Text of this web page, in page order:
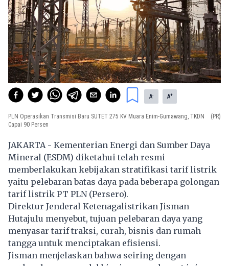
A- A+
PLN Operasikan Transmisi Baru SUTET 275 KV Muara Enim-Gumawang, TKDN
Capai 90 Persen
(PR)
JAKARTA - Kementerian Energi dan Sumber Daya
Mineral (ESDM) diketahui telah resmi
memberlakukan kebijakan stratifikasi tarif listrik
yaitu pelebaran batas daya pada beberapa golongan
tarif listrik PT PLN (Persero).
Direktur Jenderal Ketenagalistrikan Jisman
Hutajulu menyebut, tujuan pelebaran daya yang
menyasar tarif traksi, curah, bisnis dan rumah
tangga untuk menciptakan efisiensi.
Jisman menjelaskan bahwa seiring dengan